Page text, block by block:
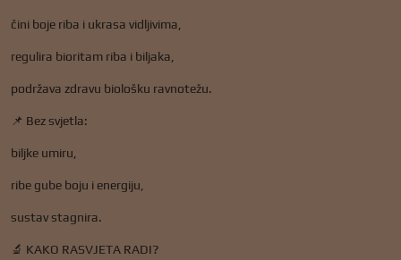
čini boje riba i ukrasa vidljivima,
regulira bioritam riba i biljaka,
podržava zdravu biološku ravnotežu.
📌 Bez svjetla:
biljke umiru,
ribe gube boju i energiju,
sustav stagnira.
🔬 KAKO RASVJETA RADI?